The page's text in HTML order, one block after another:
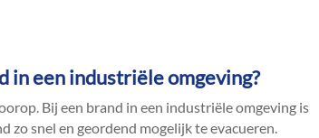
in een industriële omgeving?
Bij een brand in een industriële omgeving is
zo snel en geordend mogelijk te evacueren.​